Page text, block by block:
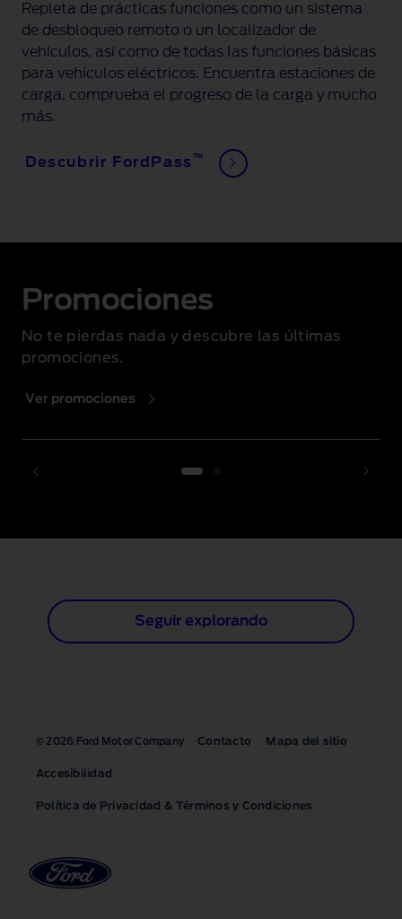
Repleta de prácticas funciones como un sistema
de desbloqueo remoto o un localizador de
vehículos, así como de todas las funciones básicas
para vehículos eléctricos. Encuentra estaciones de
carga, comprueba el progreso de la carga y mucho
más.
Descubrir FordPass ™
Promociones
No te pierdas nada y descubre las últimas
promociones.
Ver promociones
1 of 2
Seguir explorando
© 2026 Ford Motor Company Contacto Mapa del sitio
Accesibilidad
Política de Privacidad & Términos y Condiciones